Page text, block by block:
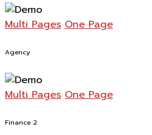
Multi Pages One Page
Agency
Multi Pages One Page
Finance 2